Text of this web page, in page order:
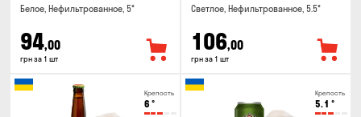
Белое, Нефильтрованное, 5°
94,00
грн за 1 шт
Светлое, Нефильтрованное, 5.5°
106,00
грн за 1 шт
Крепость
6 °
Крепость
5.1 °